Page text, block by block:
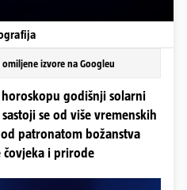
izvore na Googleu
horoskopu godišnji solarni
se od više vremenskih
patronatom božanstva
čovjeka i prirode